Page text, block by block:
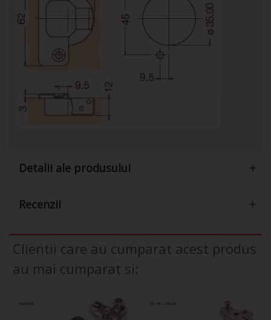
Detalii ale produsului
Recenzii
Clientii care au cumparat acest produs
au mai cumparat si: